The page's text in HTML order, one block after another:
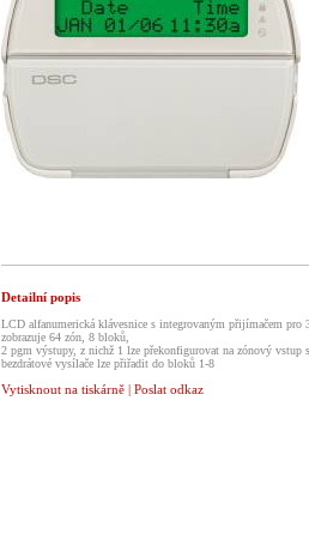
Detailní popis
LCD alfanumerická klávesnice s integrovaným přijímačem pro
zobrazuje 64 zón, 8 bloků,
2 pgm výstupy, z nichž 1 lze překonfigurovat na zónový
bezdrátové vysílače lze přiřadit do bloků 1-8
Vytisknout na tiskárně | Poslat odkaz